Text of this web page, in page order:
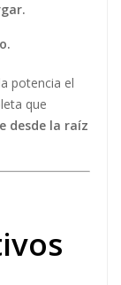
potencia el
que
desde la raíz